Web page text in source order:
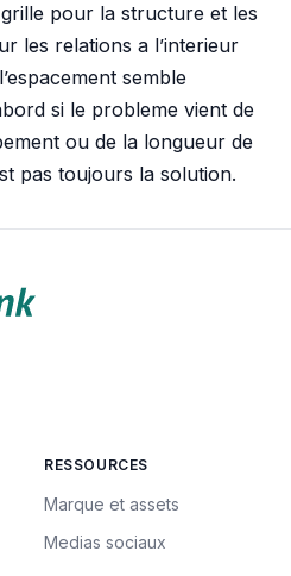
pour la structure et les
les relations a l’interieur
semble
si le probleme vient de
ou de la longueur de
pas toujours la solution.
RESSOURCES
Marque et assets
Medias sociaux